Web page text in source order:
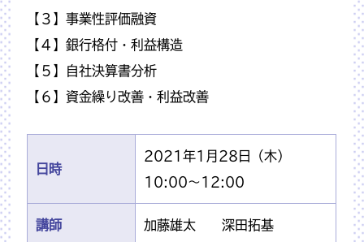
【３】事業性評価融資
【４】銀行格付・利益構造
【５】自社決算書分析
【６】資金繰り改善・利益改善
日時
2021年1月28日（木）
10:00～12:00
講師 加藤雄太 深田拓基